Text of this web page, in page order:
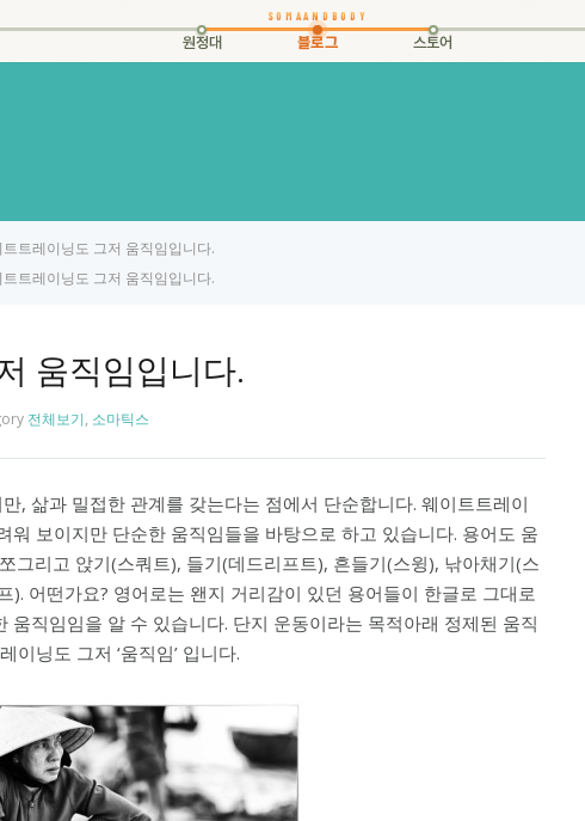
원정대 블로그 스토어
트레이닝도 그저 움직임입니다.
트레이닝도 그저 움직임입니다.
움직임입니다.
전체보기, 소마틱스
, 삶과 밀접한 관계를 갖는다는 점에서 단순합니다. 웨이트트레이
워 보이지만 단순한 움직임들을 바탕으로 하고 있습니다. 용어도 움
그리고 앉기(스쿼트), 들기(데드리프트), 흔들기(스윙), 낚아채기(스
). 어떤가요? 영어로는 왠지 거리감이 있던 용어들이 한글로 그대로
움직임임을 알 수 있습니다. 단지 운동이라는 목적아래 정제된 움직
이닝도 그저 ‘움직임’ 입니다.